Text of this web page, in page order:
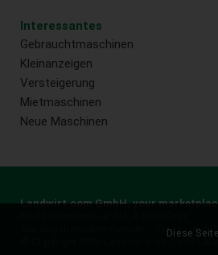
Interessantes
Gebrauchtmaschinen
Kleinanzeigen
Versteigerung
Mietmaschinen
Neue Maschinen
Landwirt.com GmbH, your
Alle Angaben ohne Gewähr – Druck- und
Diese